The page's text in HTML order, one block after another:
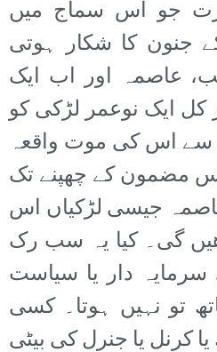
جو اس سماج میں
جنون کا شکار ہوتی
عاصمہ اور اب ایک
کل ایک نوعمر لڑکی کو
سے اس کی موت واقعہ
مضمون کے چھپنے تک
جیسی لڑکیاں اس
گی۔ کیا یہ سب رک
دار یا سیاست
تو نہیں ہوتا۔ کسی
کرنل یا جنرل کی بیٹی